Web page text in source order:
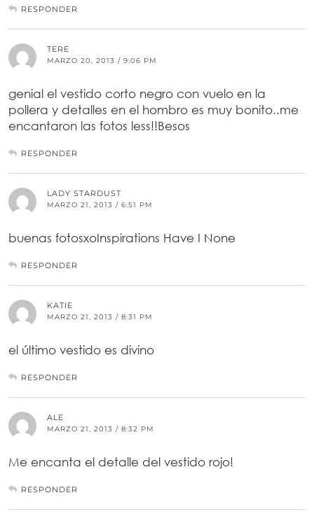
RESPONDER
TERE
MARZO 20, 2013 / 9:06 PM
genial el vestido corto negro con vuelo en la
pollera y detalles en el hombro es muy bonito..me
encantaron las fotos less!!Besos
RESPONDER
LADY STARDUST
MARZO 21, 2013 / 6:51 PM
buenas fotosxoInspirations Have I None
RESPONDER
KATIE
MARZO 21, 2013 / 8:31 PM
el último vestido es divino
RESPONDER
ALE
MARZO 21, 2013 / 8:32 PM
Me encanta el detalle del vestido rojo!
RESPONDER